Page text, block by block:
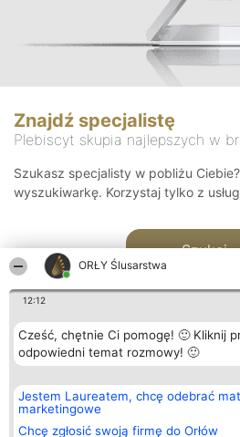
ORŁY Ślusarstwa
12:12
Cześć, chętnie Ci pomogę! 🙂 Kliknij
odpowiedni temat rozmowy! 🙂
Jestem Laureatem, chcę odebrać
marketingowe
Chcę zgłosić swoją firmę do Orłów
Znajdź specjalistę
Plebiscyt skupia najlepszych w
Szukasz specjalisty w pobliżu
wyszukiwarkę. Korzystaj tylko z
Szukaj
Organizator plebiscytu
Bright Side Solutions sp. z o.
o. sp. k.
ul. Ruska 22
Plebiscyt
Laureaci
wszystkich